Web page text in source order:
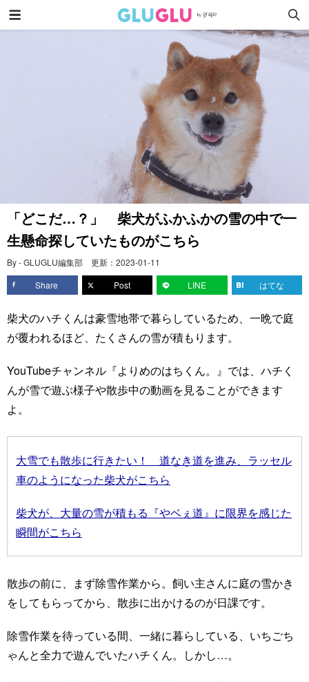
「どこだ…？」 柴犬がふかふかの雪の中で一
生懸命探していたものがこちら
By - GLUGLU編集部 更新： 2023-01-11
Share
Post LINE はてな
柴犬のハチくんは豪雪地帯で暮らしているため、一晩で庭
が覆われるほど、たくさんの雪が積もります。
YouTubeチャンネル『よりめのはちくん。』では、ハチく
んが雪で遊ぶ様子や散歩中の動画を見ることができます
よ。
大雪でも散歩に行きたい！ 道なき道を進み、ラッセル
車のようになった柴犬がこちら
柴犬が、大量の雪が積もる『やベぇ道』に限界を感じた
瞬間がこちら
散歩の前に、まず除雪作業から。飼い主さんに庭の雪かき
をしてもらってから、散歩に出かけるのが日課です。
除雪作業を待っている間、一緒に暮らしている、いちごち
ゃんと全力で遊んでいたハチくん。しかし…。